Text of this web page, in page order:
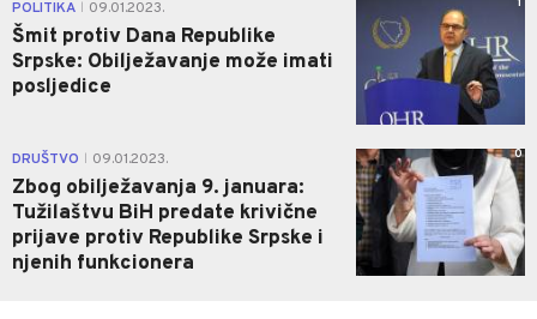
POLITIKA 09.01.2023.
Šmit protiv Dana Republike
Srpske: Obilježavanje može imati
posljedice
DRUŠTVO 09.01.2023.
Zbog obilježavanja 9. januara:
Tužilaštvu BiH predate krivične
prijave protiv Republike Srpske i
njenih funkcionera
0